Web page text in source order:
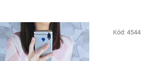
Kód: 4544